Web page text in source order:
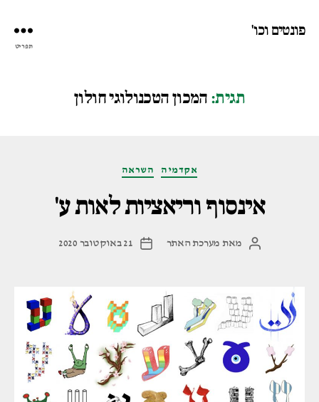
פונטים וכו'
תפריט
תגית:המכון הטכנולוגי חולון
קטגוריות אקדמיה השראה
אינסוף וריאציות לאות ע'
המחבר
מאת מערכת האתר
תאריך
21 באוקטובר 2020